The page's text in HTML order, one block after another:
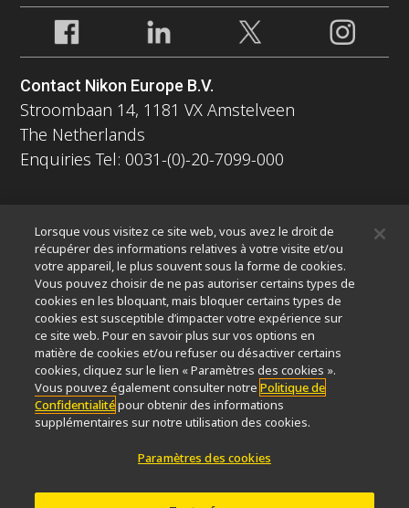
Contact Nikon Europe B.V.
Stroombaan 14, 1181 VX Amstelveen
The Netherlands
Enquiries Tel: 0031-(0)-20-7099-000
NouvellesÉvénementsProfil de la sociétéCarrières
ServiceDurabilité
Bien-être
Nikon Microscopes 100th Anniversary
Popular Links
Dernières nouvelles et actualitésSélecteur d’objectifs
Resolution CalculatorPubScopeOEM
Nikon Small World
MicroscopyU
Microscopie industrielle et métrologie
Lorsque vous visitez ce site web, vous avez le droit de
récupérer des informations relatives à votre visite et/ou
votre appareil, le plus souvent sous la forme de cookies.
Vous pouvez choisir de ne pas autoriser certains types de
cookies en les bloquant, mais bloquer certains types de
cookies est susceptible d’impacter votre expérience sur
ce site web. Pour en savoir plus sur vos options en
matière de cookies et/ou refuser ou désactiver certains
cookies, cliquez sur le lien « Paramètres des cookies ».
Vous pouvez également consulter notrePolitique de
Confidentialitépour obtenir des informations
supplémentaires sur notre utilisation des cookies.
Paramètres des cookies